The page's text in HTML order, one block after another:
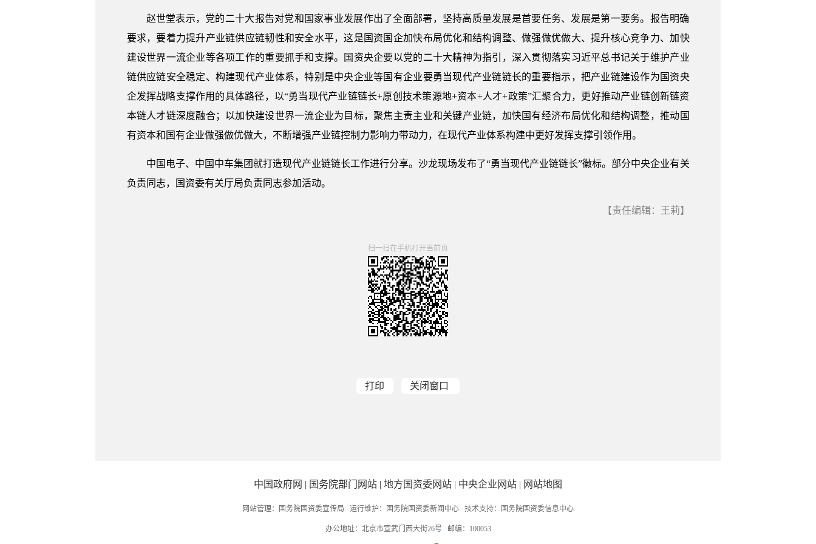
赵世堂表示，党的二十大报告对党和国家事业发展作出了全面部署，坚持高质量发展是首要任务、发展是第一要务。报告明确
要求，要着力提升产业链供应链韧性和安全水平，这是国资国企加快布局优化和结构调整、做强做优做大、提升核心竞争力、加快
建设世界一流企业等各项工作的重要抓手和支撑。国资央企要以党的二十大精神为指引，深入贯彻落实习近平总书记关于维护产业
链供应链安全稳定、构建现代产业体系，特别是中央企业等国有企业要勇当现代产业链链长的重要指示，把产业链建设作为国资央
企发挥战略支撑作用的具体路径，以“勇当现代产业链链长+原创技术策源地+资本+人才+政策”汇聚合力，更好推动产业链创新链资
本链人才链深度融合；以加快建设世界一流企业为目标，聚焦主责主业和关键产业链，加快国有经济布局优化和结构调整，推动国
有资本和国有企业做强做优做大，不断增强产业链控制力影响力带动力，在现代产业体系构建中更好发挥支撑引领作用。
中国电子、中国中车集团就打造现代产业链链长工作进行分享。沙龙现场发布了“勇当现代产业链链长”徽标。部分中央企业有关
负责同志，国资委有关厅局负责同志参加活动。
【责任编辑：王莉】
扫一扫在手机打开当前页
打印 关闭窗口